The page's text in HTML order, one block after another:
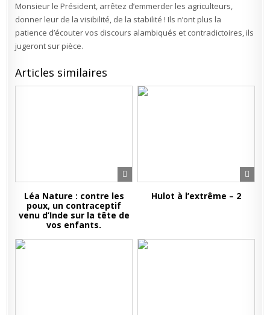
Monsieur le Président, arrêtez d’emmerder les agriculteurs,
donner leur de la visibilité, de la stabilité ! Ils n’ont plus la
patience d’écouter vos discours alambiqués et contradictoires, ils
jugeront sur pièce.
Articles similaires
Léa Nature : contre les
poux, un contraceptif
venu d’Inde sur la tête de
vos enfants.
Hulot à l’extrême – 2